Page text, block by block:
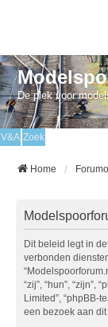
De plek voor
V&A Zoek
Home
Dit beleid legt in
verbonden
“zij”, “hun”, “zijn”,
Limited”, “phpBB-
een bezoek aan dit